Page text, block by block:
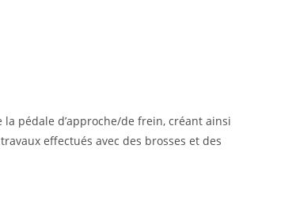
pédale d’approche/de frein, créant ainsi
effectués avec des brosses et des